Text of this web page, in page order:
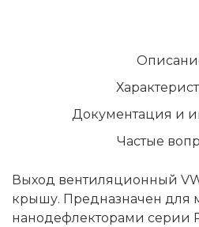
Документация и
Частые
Выход вентиляционный
крышу. Предназначен для
нанодефлекторами серии